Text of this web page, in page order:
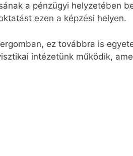
a pénzügyi helyzetében
ezen a képzési helyen.
ez továbbra is
intézetünk működik,